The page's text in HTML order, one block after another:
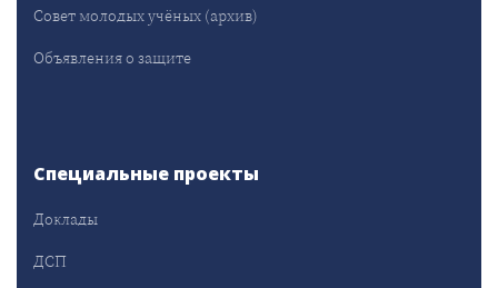
Совет молодых учёных (архив)
Объявления о защите
Специальные проекты
Доклады
ДСП